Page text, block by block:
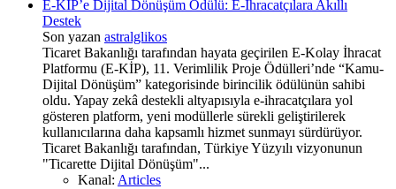
E-KİP’e Dijital Dönüşüm Ödülü: E-İhracatçılara Akıllı
Destek
Son yazan astralglikos
Ticaret Bakanlığı tarafından hayata geçirilen E-Kolay İhracat
Platformu (E-KİP), 11. Verimlilik Proje Ödülleri’nde “Kamu-
Dijital Dönüşüm” kategorisinde birincilik ödülünün sahibi
oldu. Yapay zekâ destekli altyapısıyla e-ihracatçılara yol
gösteren platform, yeni modüllerle sürekli geliştirilerek
kullanıcılarına daha kapsamlı hizmet sunmayı sürdürüyor.
Ticaret Bakanlığı tarafından, Türkiye Yüzyılı vizyonunun
"Ticarette Dijital Dönüşüm"...
Kanal: Articles